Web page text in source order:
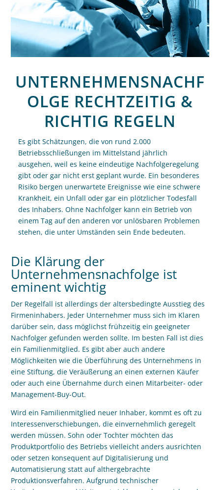
UNTERNEHMENSNACHF
OLGE RECHTZEITIG &
RICHTIG REGELN
Es gibt Schätzungen, die von rund 2.000
Betriebsschließungen im Mittelstand jährlich
ausgehen, weil es keine eindeutige Nachfolgeregelung
gibt oder gar nicht erst geplant wurde. Ein besonderes
Risiko bergen unerwartete Ereignisse wie eine schwere
Krankheit, ein Unfall oder gar ein plötzlicher Todesfall
des Inhabers. Ohne Nachfolger kann ein Betrieb von
einem Tag auf den anderen vor unlösbaren Problemen
stehen, die unter Umständen sein Ende bedeuten.
Die Klärung der
Unternehmensnachfolge ist
eminent wichtig
Der Regelfall ist allerdings der altersbedingte Ausstieg des
Firmeninhabers. Jeder Unternehmer muss sich im Klaren
darüber sein, dass möglichst frühzeitig ein geeigneter
Nachfolger gefunden werden sollte. Im besten Fall ist dies
ein Familienmitglied. Es gibt aber auch andere
Möglichkeiten wie die Überführung des Unternehmens in
eine Stiftung, die Veräußerung an einen externen Käufer
oder auch eine Übernahme durch einen Mitarbeiter- oder
Management-Buy-Out.
Wird ein Familienmitglied neuer Inhaber, kommt es oft zu
Interessenverschiebungen, die einvernehmlich geregelt
werden müssen. Sohn oder Tochter möchten das
Produktportfolio des Betriebs vielleicht anders ausrichten
oder setzen konsequent auf Digitalisierung und
Automatisierung statt auf althergebrachte
Produktionsverfahren. Aufgrund technischer